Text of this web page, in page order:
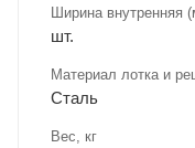
Ширина внутренняя
шт.
Материал лотка и
Сталь
Вес, кг